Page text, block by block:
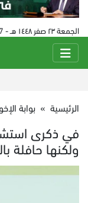
الجمعة ٢٣ صفر ١٤٤٨ هـ - 7 أغسطس 2026 م - الساعة 09:48 م
الرئيسية » بوابة
في ذكرى
ولكنها حافلة